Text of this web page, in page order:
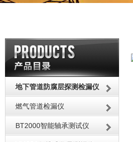
地下管道防腐层探测检漏仪
燃气管道检漏仪
BT2000智能轴承测试仪